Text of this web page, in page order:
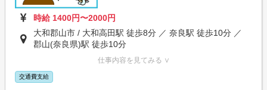
時給 1400円〜2000円
大和郡山市 / 大和高田駅 徒歩8分 ／ 奈良駅 徒歩10分 ／
郡山(奈良県)駅 徒歩10分
仕事内容を見てみる ∨
交通費支給